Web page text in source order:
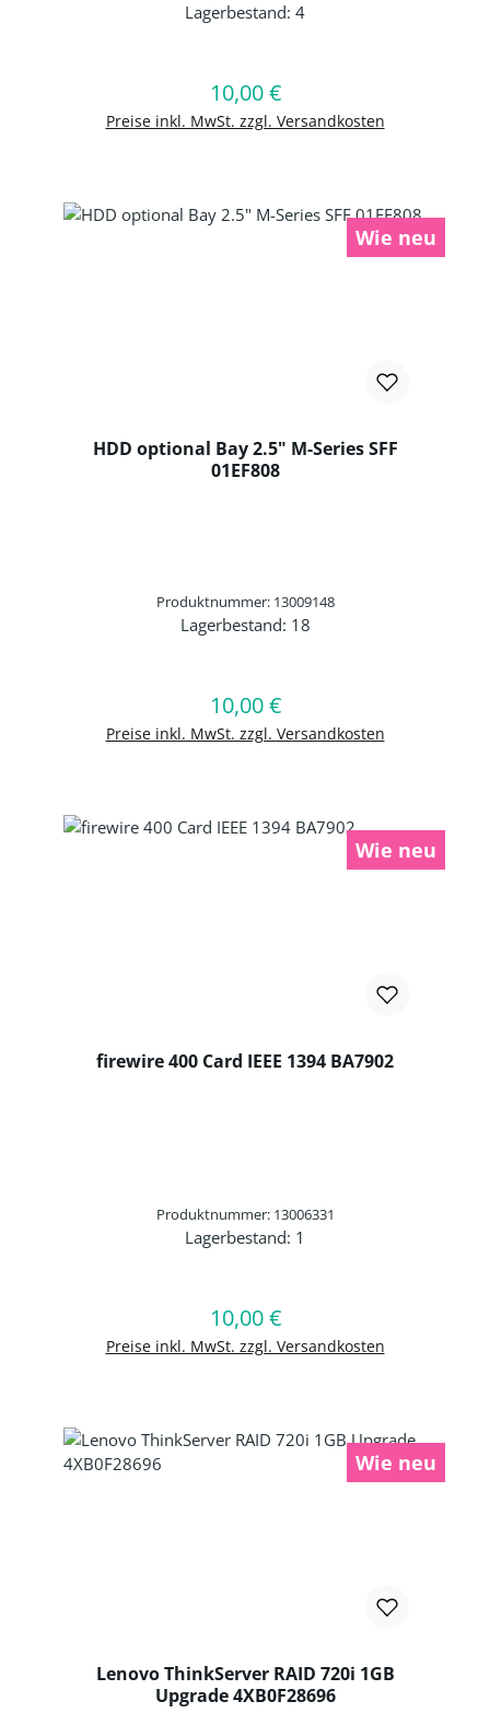
Lagerbestand: 4
Regulärer Preis:
10,00 €
Preise inkl. MwSt. zzgl. Versandkosten
In den Warenkorb
Wie neu
HDD optional Bay 2.5" M-Series SFF
01EF808
Produktnummer: 13009148
Lagerbestand: 18
Regulärer Preis:
10,00 €
Preise inkl. MwSt. zzgl. Versandkosten
In den Warenkorb
Wie neu
firewire 400 Card IEEE 1394 BA7902
Produktnummer: 13006331
Lagerbestand: 1
Regulärer Preis:
10,00 €
Preise inkl. MwSt. zzgl. Versandkosten
In den Warenkorb
Wie neu
Lenovo ThinkServer RAID 720i 1GB
Upgrade 4XB0F28696